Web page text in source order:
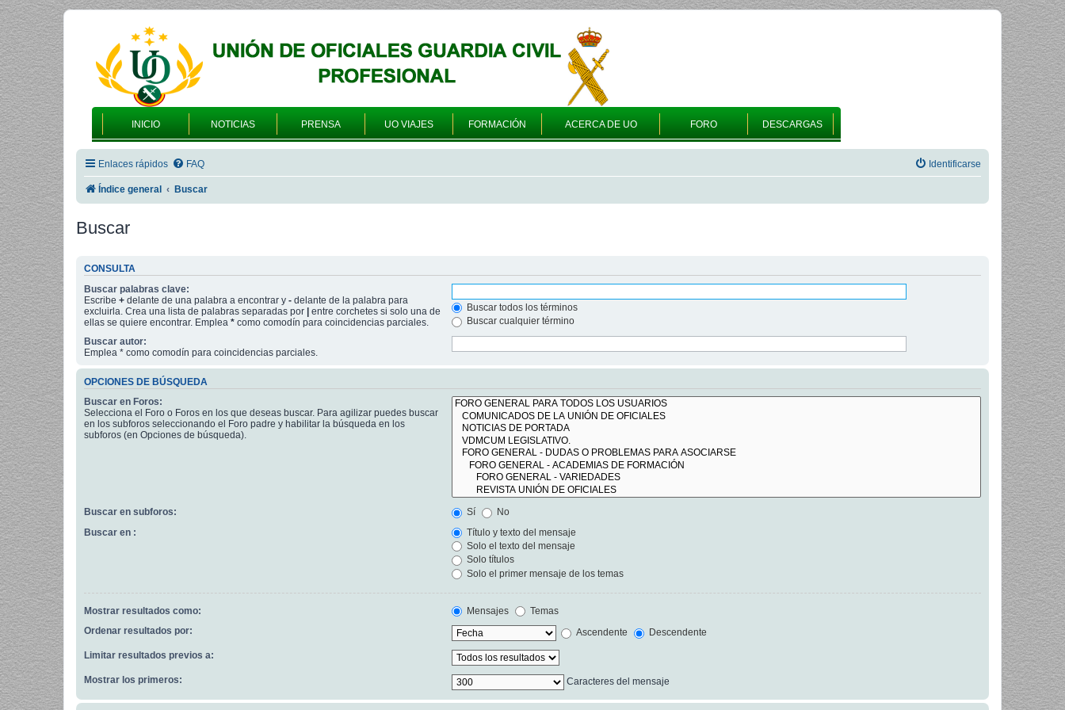
INICIO NOTICIAS PRENSA UO VIAJES FORMACIÓN ACERCA DE UO FORO DESCARGAS
Enlaces rápidos FAQ Identificarse
Índice general Buscar
Buscar
CONSULTA
Buscar palabras clave:
Escribe + delante de una palabra a encontrar y - delante de la palabra para
excluirla. Crea una lista de palabras separadas por
entre corchetes si solo una de
ellas se quiere encontrar. Emplea * como comodín para coincidencias parciales.
Buscar todos los términos
Buscar cualquier término
Buscar autor:
Emplea * como comodín para coincidencias parciales.
OPCIONES DE BÚSQUEDA
Buscar en Foros:
Selecciona el Foro o Foros en los que deseas buscar. Para agilizar puedes buscar
en los subforos seleccionando el Foro padre y habilitar la búsqueda en los
subforos (en Opciones de búsqueda).
Buscar en subforos: Sí
No
Buscar en :
Título y texto del mensaje
Solo el texto del mensaje
Solo títulos
Solo el primer mensaje de los temas
Mostrar resultados como: Mensajes
Temas
Ordenar resultados por:
Ascendente Descendente
Limitar resultados previos a:
Mostrar los primeros: Caracteres del mensaje